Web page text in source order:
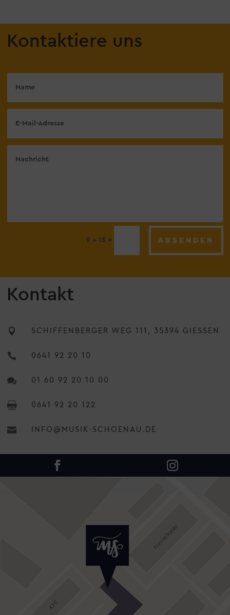
Kontaktiere uns
9 + 15 = ABSENDEN
Kontakt
 SCHIFFENBERGER WEG 111, 35394 GIESSEN
 0641 92 20 10
 01 60 92 20 10 00
 0641 92 20 122
 INFO@MUSIK-SCHOENAU.DE